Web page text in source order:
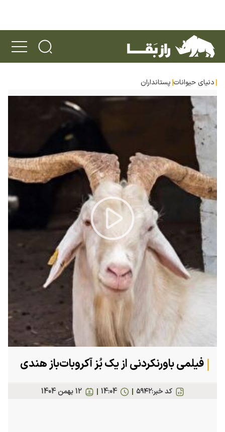
دنیای حیوانات پستانداران
Play
Video
فیلمی باورنکردنی از یک بُز آکروبات‌باز هندی
کد خبر:۵۹۴۲ 12 بهمن 1404 14:04